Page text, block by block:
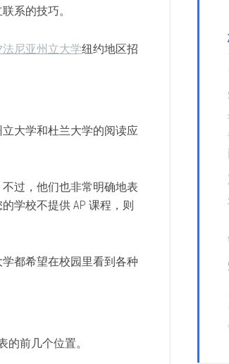
系的技巧。
法尼亚州立大学纽约地区招
大学和杜兰大学的阅读应
过，他们也非常明确地表
学校不提供 AP 课程，则
都希望在校园里看到各种
前几个位置。